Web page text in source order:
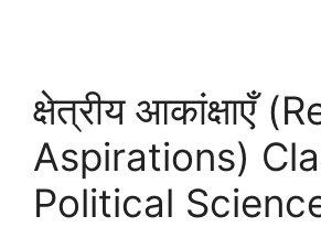
क्षेत्रीय आकांक्षाएँ
Aspirations)
Political